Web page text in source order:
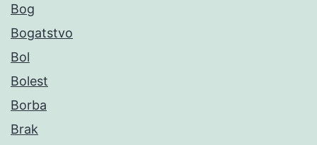
Bog
Bogatstvo
Bol
Bolest
Borba
Brak